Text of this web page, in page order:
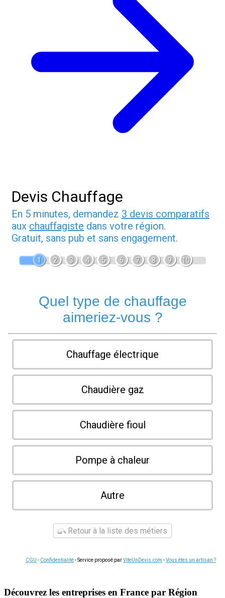
Devis Chauffage
En 5 minutes, demandez 3 devis comparatifs
aux chauffagiste dans votre région.
Gratuit, sans pub et sans engagement.
1 2 3 4 5 6 7 8 9 10
Quel type de chauffage
aimeriez-vous ?
Chauffage électrique
Chaudière gaz
Chaudière fioul
Pompe à chaleur
Autre
Retour à la liste des métiers
CGU - Confidentialité- Service proposé parViteUnDevis.com -Vous êtes un artisan ?
Découvrez les entreprises en France par Région